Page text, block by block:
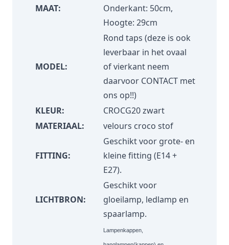
MAAT:
Onderkant: 50cm,
Hoogte: 29cm
MODEL:
Rond taps (deze is ook
leverbaar in het ovaal
of vierkant neem
daarvoor CONTACT met
ons op!!)
KLEUR:
CROCG20 zwart
MATERIAAL:
velours croco stof
FITTING:
Geschikt voor grote- en
kleine fitting (E14 +
E27).
LICHTBRON:
Geschikt voor
gloeilamp, ledlamp en
spaarlamp.
Lampenkappen,